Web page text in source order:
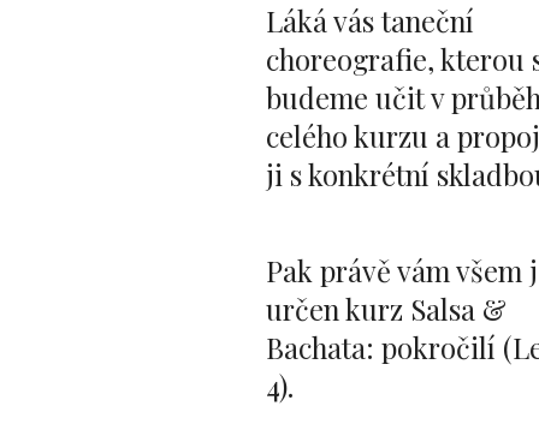
Láká vás taneční
choreografie, kterou
budeme učit v
celého kurzu a
ji s konkrétní
Pak právě vám všem
určen kurz Salsa &
Bachata: pokročilí
4).